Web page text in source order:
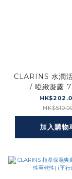
CLARINS 水潤
/ 啞緻凝露
加入購物